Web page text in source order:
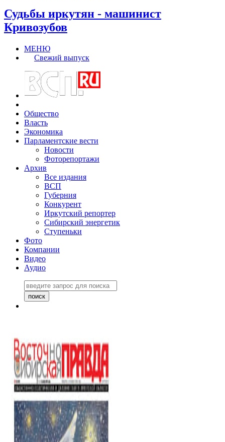
Судьбы иркутян - машинист
Кривозубов
МЕНЮ
Свежий выпуск
Общество
Власть
Экономика
Парламентские вести
Новости
Фоторепортажи
Архив
Все издания
ВСП
Губерния
Конкурент
Иркутский репортер
Сибирский энергетик
Ступеньки
Фото
Компании
Видео
Аудио